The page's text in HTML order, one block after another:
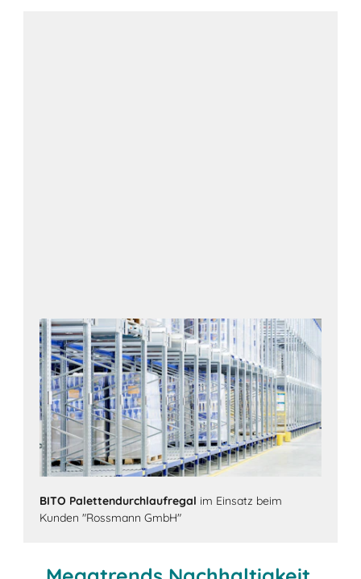
BITO Palettendurchlaufregal im Einsatz beim
Kunden "Rossmann GmbH"